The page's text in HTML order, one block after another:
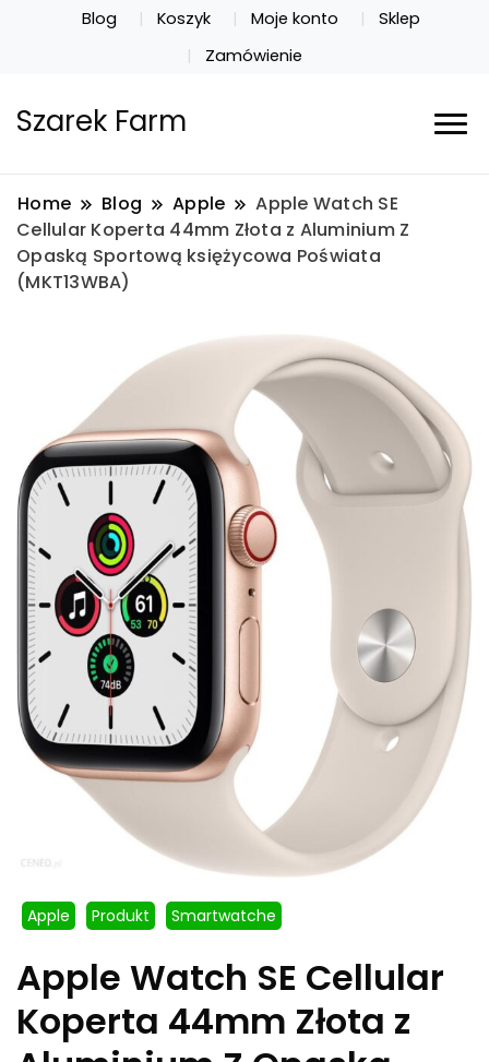
Blog Koszyk Moje konto
Sklep
Zamówienie
Szarek Farm
Home Blog Apple
Apple Watch SE
Cellular Koperta 44mm Złota z Aluminium Z
Opaską Sportową księżycowa Poświata
(MKT13WBA)
Apple Produkt Smartwatche
Apple Watch SE Cellular
Koperta 44mm Złota z